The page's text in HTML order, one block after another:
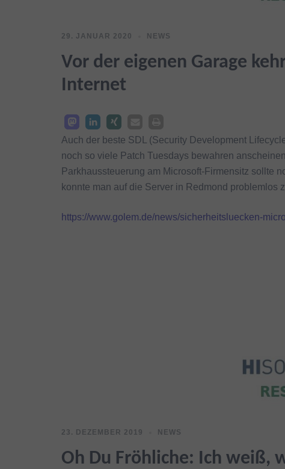
29. JANUAR 2020 NEWS
Vor der eigenen Garage
Internet
Auch der beste SDL (Security Development
noch so viele Patch Tuesdays bewahren
Parkhaussteuerung am Microsoft-Firmensitz sollte
konnte man auf die Server in Redmond
https://www.golem.de/news/sicherheitsluecken-
23. DEZEMBER 2019 NEWS
Oh Du Fröhliche: Ich weiß,